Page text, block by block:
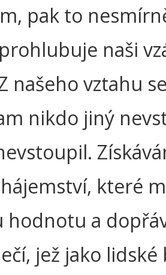
pak to
naši
našeho vztahu
nikdo jiný
které
hodnotu a
jež jako